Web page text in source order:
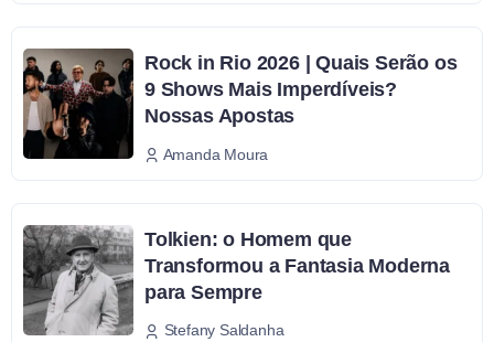
Rock in Rio 2026 | Quais Serão os
9 Shows Mais Imperdíveis?
Nossas Apostas
Amanda Moura
Tolkien: o Homem que
Transformou a Fantasia Moderna
para Sempre
Stefany Saldanha